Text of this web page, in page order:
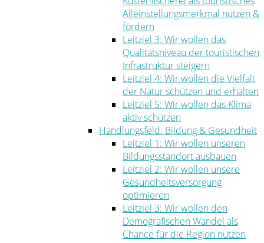
Alleinstellungsmerkmal nutzen &
fördern
Leitziel 3: Wir wollen das
Qualitätsniveau der touristischen
Infrastruktur steigern
Leitziel 4: Wir wollen die Vielfalt
der Natur schützen und erhalten
Leitziel 5: Wir wollen das Klima
aktiv schützen
Handlungsfeld: Bildung & Gesundheit
Leitziel 1: Wir wollen unseren
Bildungsstandort ausbauen
Leitziel 2: Wir wollen unsere
Gesundheitsversorgung
optimieren
Leitziel 3: Wir wollen den
Demografischen Wandel als
Chance für die Region nutzen